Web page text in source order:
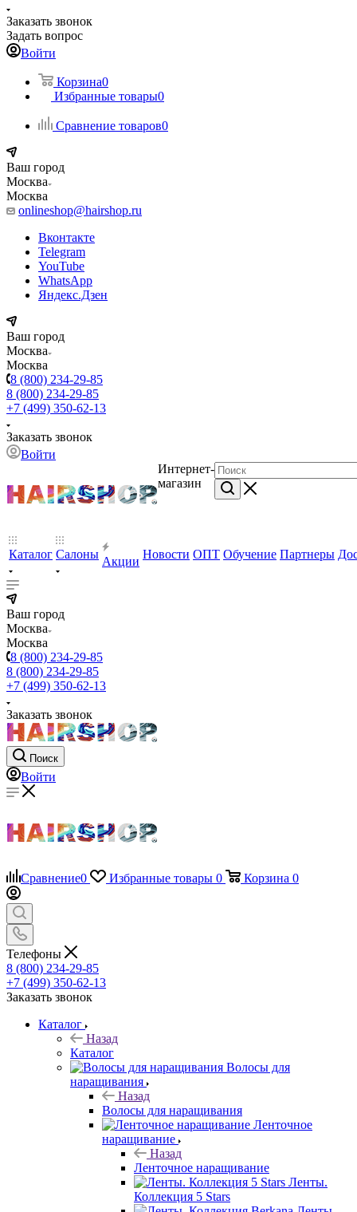
Заказать звонок
Задать вопрос
Войти
Корзина0
Избранные товары0
Сравнение товаров0
Ваш город
Москва
Москва
onlineshop@hairshop.ru
Вконтакте
Telegram
YouTube
WhatsApp
Яндекс.Дзен
Ваш город
Москва
Москва
8 (800) 234-29-85
8 (800) 234-29-85
+7 (499) 350-62-13
Заказать звонок
Войти
Интернет-
магазин
Каталог Салоны
Акции
Новости ОПТ Обучение Партнеры
Ваш город
Москва
Москва
8 (800) 234-29-85
8 (800) 234-29-85
+7 (499) 350-62-13
Заказать звонок
Поиск
Войти
Сравнение0 Избранные товары 0 Корзина 0
Телефоны
8 (800) 234-29-85
+7 (499) 350-62-13
Заказать звонок
Каталог
Назад
Каталог
Волосы для
наращивания
Назад
Волосы для наращивания
Ленточное
наращивание
Назад
Ленточное наращивание
Ленты.
Коллекция 5 Stars